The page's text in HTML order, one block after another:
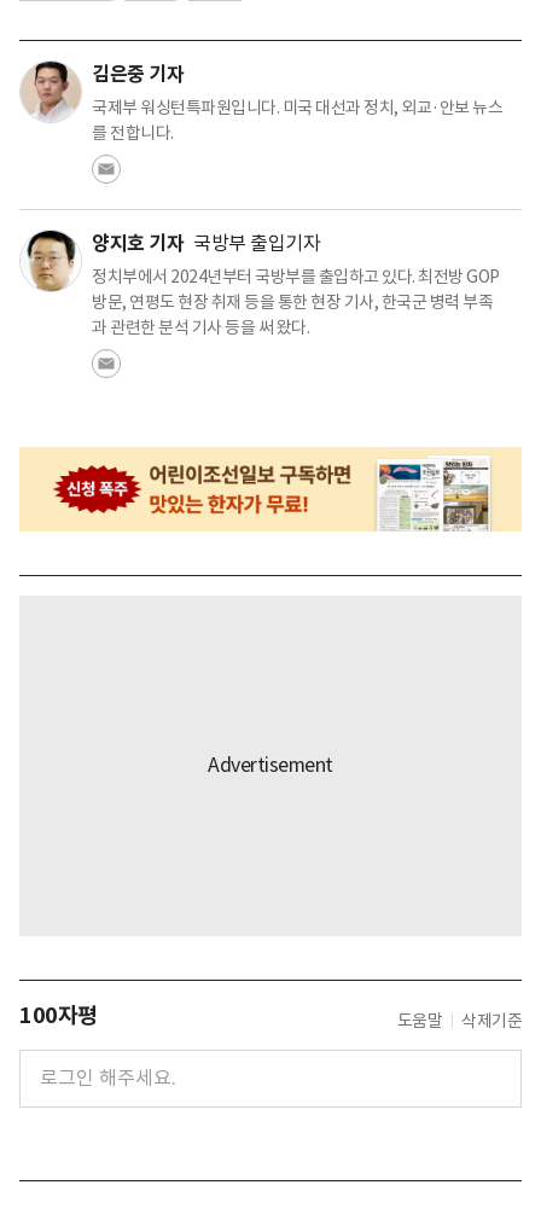
김은중 기자
국제부 워싱턴특파원입니다. 미국 대선과 정치, 외교·안보 뉴스
를 전합니다.
양지호 기자 국방부 출입기자
정치부에서 2024년부터 국방부를 출입하고 있다. 최전방 GOP
방문, 연평도 현장 취재 등을 통한 현장 기사, 한국군 병력 부족
과 관련한 분석 기사 등을 써 왔다.
100자평 도움말 삭제기준